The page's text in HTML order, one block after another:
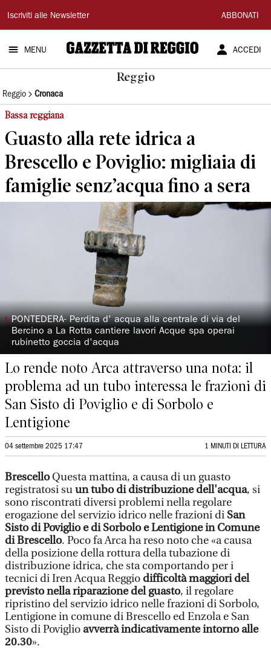
Gazzetta
di
Reggio
Iscriviti alle Newsletter ABBONATI
MENU ACCEDI
Reggio
Reggio Cronaca
Bassa reggiana
Guasto alla rete idrica a
Brescello e Poviglio: migliaia di
famiglie senz’acqua fino a sera
◗PONTEDERA- Perdita d' acqua alla centrale di via del
Bercino a La Rotta cantiere lavori Acque spa operai
rubinetto goccia d'acqua
Lo rende noto Arca attraverso una nota: il
problema ad un tubo interessa le frazioni di
San Sisto di Poviglio e di Sorbolo e
Lentigione
04 settembre 2025 17:47 1 MINUTI DI LETTURA
BrescelloQuesta mattina, a causa di un guasto
registratosi suun tubo di distribuzione dell'acqua, si
sono riscontrati diversi problemi nella regolare
erogazione del servizio idrico nelle frazioni di San
Sisto di Poviglio e di Sorbolo e Lentigione in Comune
di Brescello. Poco fa Arca ha reso noto che «a causa
della posizione della rottura della tubazione di
distribuzione idrica, che sta comportando per i
tecnici di Iren Acqua Reggio difficoltà maggiori del
previsto nella riparazione del guasto, il regolare
ripristino del servizio idrico nelle frazioni di Sorbolo,
Lentigione in comune di Brescello ed Enzola e San
Sisto di Poviglio avverrà indicativamente intorno alle
20.30».